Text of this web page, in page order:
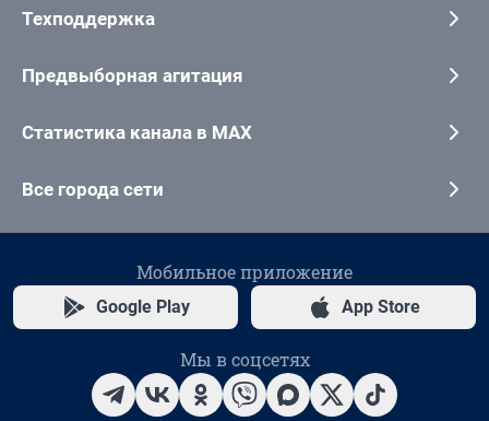
Техподдержка
Предвыборная агитация
Статистика канала в MAX
Все города сети
Мобильное приложение
Google Play App Store
Мы в соцсетях